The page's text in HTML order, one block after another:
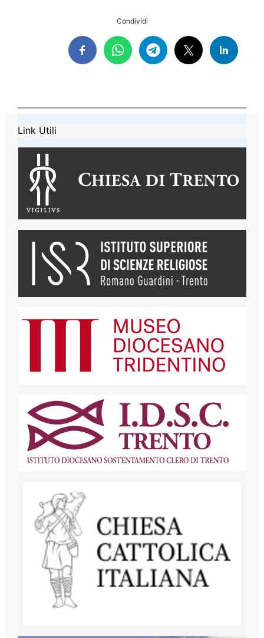
Condividi
Link Utili